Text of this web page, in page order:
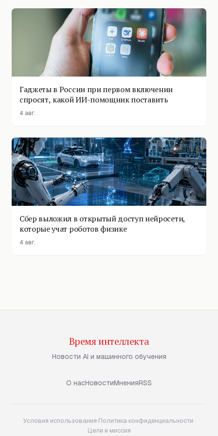
Гаджеты в России при первом включении
спросят, какой ИИ-помощник поставить
4 авг.
Сбер выложил в открытый доступ нейросети,
которые учат роботов физике
4 авг.
Время интеллекта
Новости AI и машинного обучения
О насНовостиМненияRSS
Условия использования·Политика конфиденциальности·
Цели и миссия